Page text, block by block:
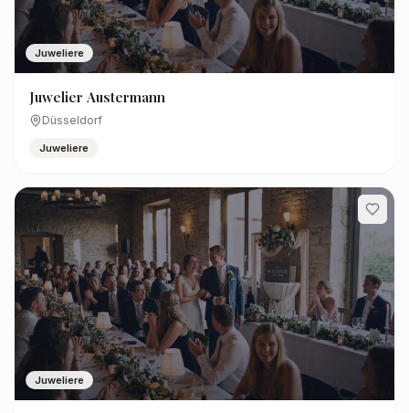
Juweliere
Juwelier Austermann
Düsseldorf
Juweliere
Juweliere